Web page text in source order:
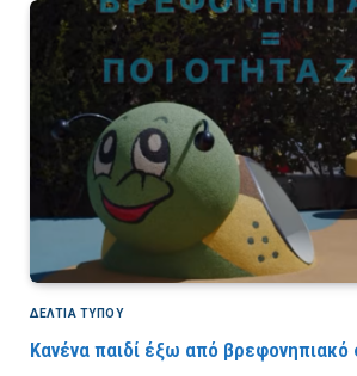
ΔΕΛΤΙΑ ΤΥΠΟΥ
Κανένα παιδί έξω από βρεφονηπιακό